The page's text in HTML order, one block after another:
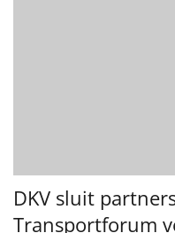
DKV sluit
Transportforum